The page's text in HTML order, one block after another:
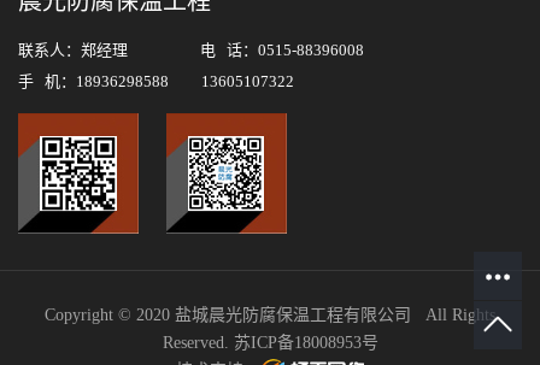
联系人：郑经理 电 话：0515-88396008
手 机：18936298588 13605107322
Copyright © 2020 盐城晨光防腐保温工程有限公司 All Rights
Reserved. 苏ICP备18008953号